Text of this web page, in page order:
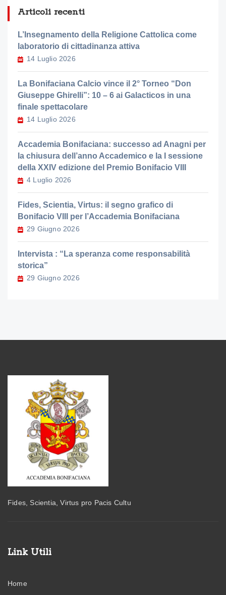
Articoli recenti
L’Insegnamento della Religione Cattolica come
laboratorio di cittadinanza attiva
14 Luglio 2026
La Bonifaciana Calcio vince il 2° Torneo “Don
Giuseppe Ghirelli”: 10 – 6 ai Galacticos in una
finale spettacolare
14 Luglio 2026
Accademia Bonifaciana: successo ad Anagni per
la chiusura dell’anno Accademico e la I sessione
della XXIV edizione del Premio Bonifacio VIII
4 Luglio 2026
Fides, Scientia, Virtus: il segno grafico di
Bonifacio VIII per l’Accademia Bonifaciana
29 Giugno 2026
Intervista : “La speranza come responsabilità
storica”
29 Giugno 2026
Fides, Scientia, Virtus pro Pacis Cultu
Link Utili
Home